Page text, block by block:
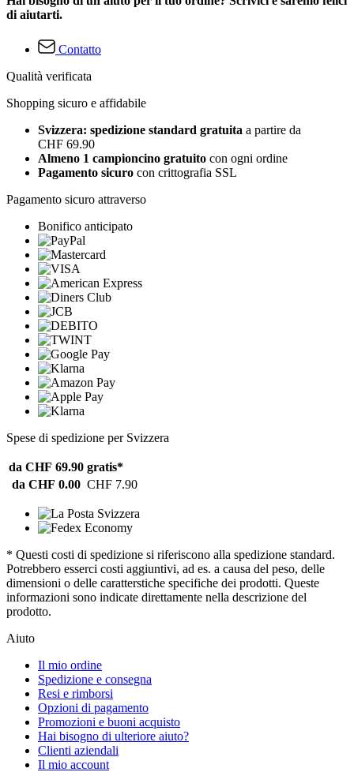
di aiutarti.
Contatto
Qualità verificata
Shopping sicuro e affidabile
Svizzera: spedizione standard gratuita a partire da
CHF 69.90
Almeno 1 campioncino gratuito con ogni ordine
Pagamento sicuro con crittografia SSL
Pagamento sicuro attraverso
Bonifico anticipato
Spese di spedizione per Svizzera
da CHF 69.90 gratis*
da CHF 0.00 CHF 7.90
* Questi costi di spedizione si riferiscono alla spedizione standard.
Potrebbero esserci costi aggiuntivi, ad es. a causa del peso, delle
dimensioni o delle caratterstiche specifiche dei prodotti. Queste
informazioni sono indicate direttamente nella descrizione del
prodotto.
Aiuto
Il mio ordine
Spedizione e consegna
Resi e rimborsi
Opzioni di pagamento
Promozioni e buoni acquisto
Hai bisogno di ulteriore aiuto?
Clienti aziendali
Il mio account